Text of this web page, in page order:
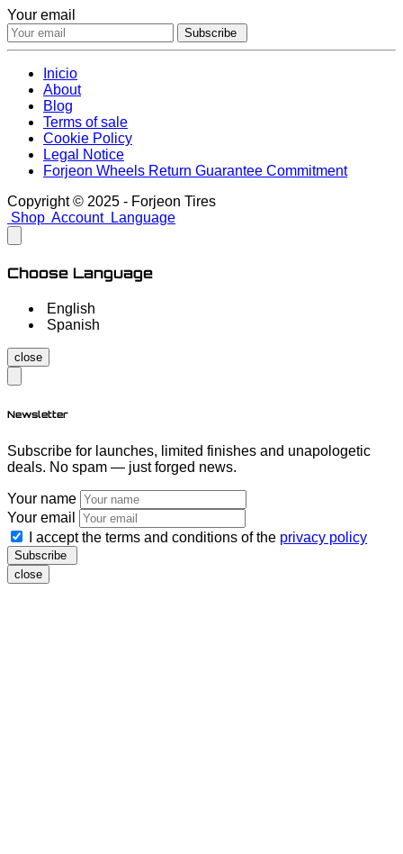
Your email
Subscribe
Inicio
About
Blog
Terms of sale
Cookie Policy
Legal Notice
Forjeon Wheels Return Guarantee Commitment
Copyright © 2025 - Forjeon Tires
Shop Account Language
Choose Language
English
Spanish
close
Newsletter
Subscribe for launches, limited finishes and unapologetic
deals. No spam — just forged news.
Your name
Your email
I accept the terms and conditions of the privacy policy
Subscribe
close